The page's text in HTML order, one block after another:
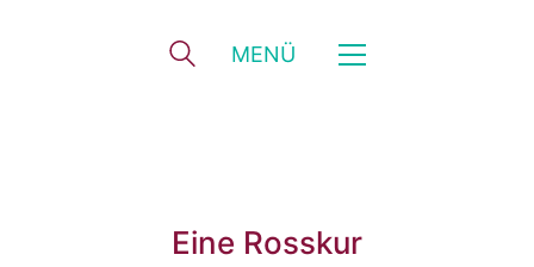
MENÜ
Eine Rosskur